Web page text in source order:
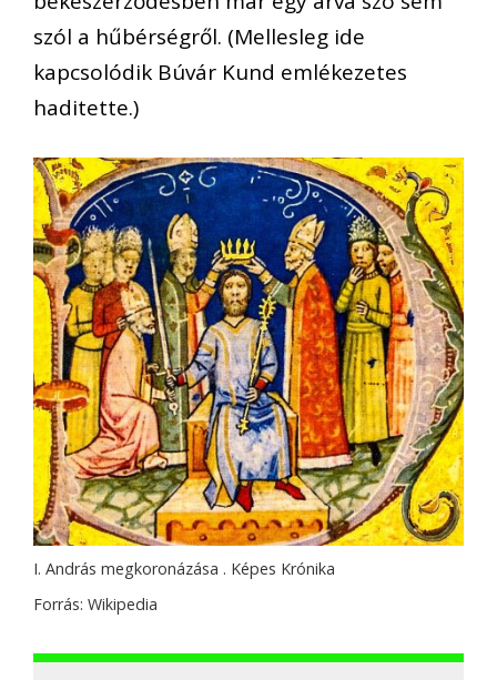
szól a hűbérségről. (Mellesleg ide
kapcsolódik Búvár Kund emlékezetes
haditette.)
I. András megkoronázása . Képes Krónika
Forrás: Wikipedia